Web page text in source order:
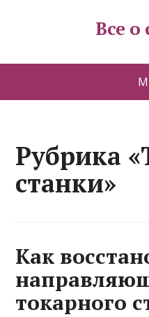
Все о
Рубрика
станки»
Как
токарного